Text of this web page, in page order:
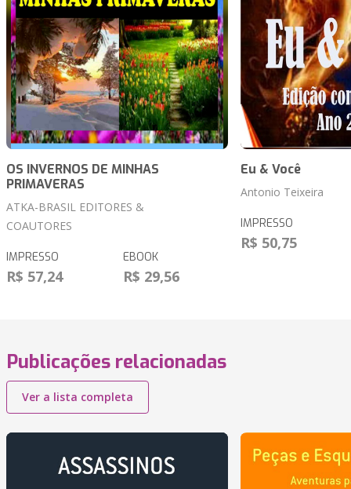
OS INVERNOS DE MINHAS
PRIMAVERAS
ATKA-BRASIL EDITORES &
COAUTORES
IMPRESSO
R$ 57,24
EBOOK
R$ 29,56
Eu & Você
Antonio Teixeira
IMPRESSO
R$ 50,75
Publicações relacionadas
Ver a lista completa